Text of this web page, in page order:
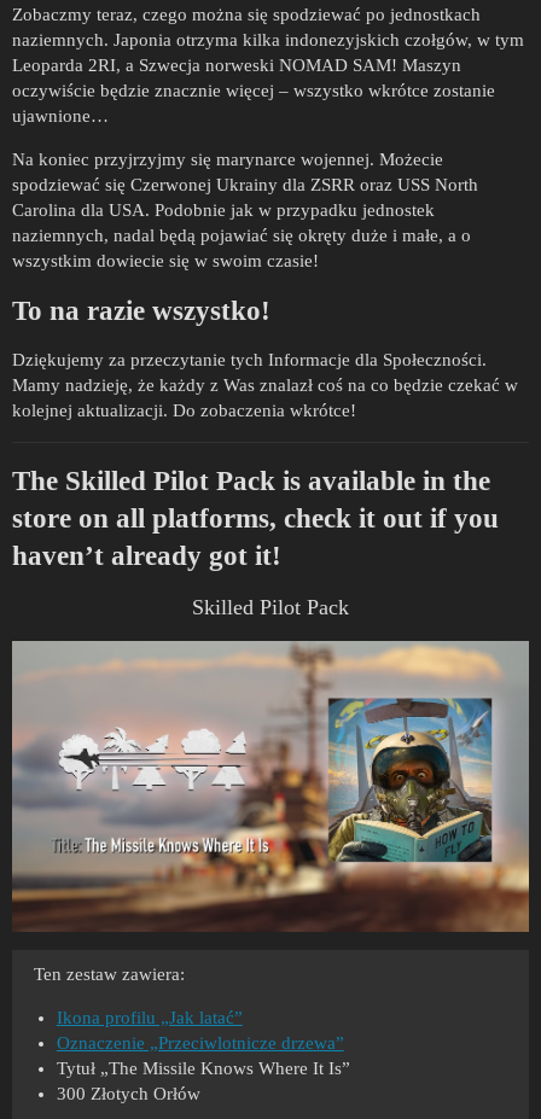
Zobaczmy teraz, czego można się spodziewać po jednostkach
naziemnych. Japonia otrzyma kilka indonezyjskich czołgów, w tym
Leoparda 2RI, a Szwecja norweski NOMAD SAM! Maszyn
oczywiście będzie znacznie więcej – wszystko wkrótce zostanie
ujawnione…
Na koniec przyjrzyjmy się marynarce wojennej. Możecie
spodziewać się Czerwonej Ukrainy dla ZSRR oraz USS North
Carolina dla USA. Podobnie jak w przypadku jednostek
naziemnych, nadal będą pojawiać się okręty duże i małe, a o
wszystkim dowiecie się w swoim czasie!
To na razie wszystko!
Dziękujemy za przeczytanie tych Informacje dla Społeczności.
Mamy nadzieję, że każdy z Was znalazł coś na co będzie czekać w
kolejnej aktualizacji. Do zobaczenia wkrótce!
The Skilled Pilot Pack is available in the
store on all platforms, check it out if you
haven’t already got it!
Skilled Pilot Pack
Ten zestaw zawiera:
Ikona profilu „Jak latać”
Oznaczenie „Przeciwlotnicze drzewa”
Tytuł „The Missile Knows Where It Is”
300 Złotych Orłów